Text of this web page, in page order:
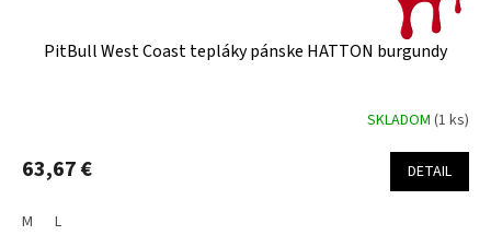
PitBull West Coast tepláky pánske HATTON burgundy
SKLADOM (1 ks)
63,67 € DETAIL
M L